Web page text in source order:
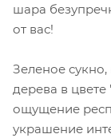
шара
от вас!
Зеленое
дерева в
ощущение
украшение